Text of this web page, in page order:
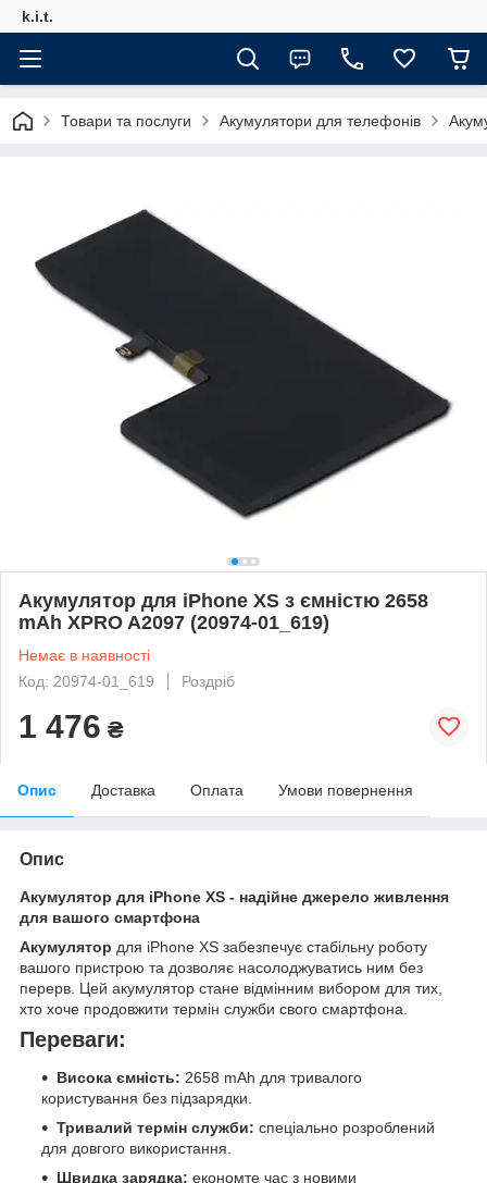
k.i.t.
Товари та послуги Акумулятори для телефонів
Акумулятор для iPhone XS з ємністю 2658
mAh XPRO A2097 (20974-01_619)
Немає в наявності
Код: 20974-01_619
Роздріб
1 476 ₴
Опис Доставка Оплата Умови повернення
Опис
Акумулятор для iPhone XS - надійне джерело живлення
для вашого смартфона
Акумулятор для iPhone XS забезпечує стабільну роботу
вашого пристрою та дозволяє насолоджуватись ним без
перерв. Цей акумулятор стане відмінним вибором для тих,
хто хоче продовжити термін служби свого смартфона.
Переваги:
Висока ємність: 2658 mAh для тривалого
користування без підзарядки.
Тривалий термін служби: спеціально розроблений
для довгого використання.
Швидка зарядка: економте час з новими